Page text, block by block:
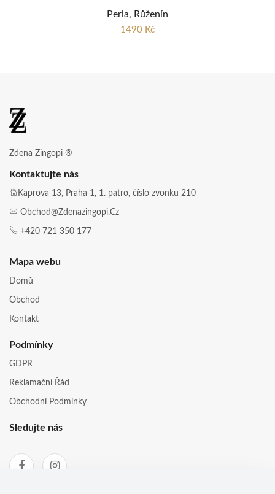
Perla, Růženín
1490 Kč
Zdena Zingopi ®
Kontaktujte nás
Kaprova 13, Praha 1, 1. patro, číslo zvonku 210
Obchod@zdenazingopi.cz
+420 721 350 177
Mapa webu
Domů
Obchod
Kontakt
Podmínky
GDPR
Reklamační Řád
Obchodní Podmínky
Sledujte nás